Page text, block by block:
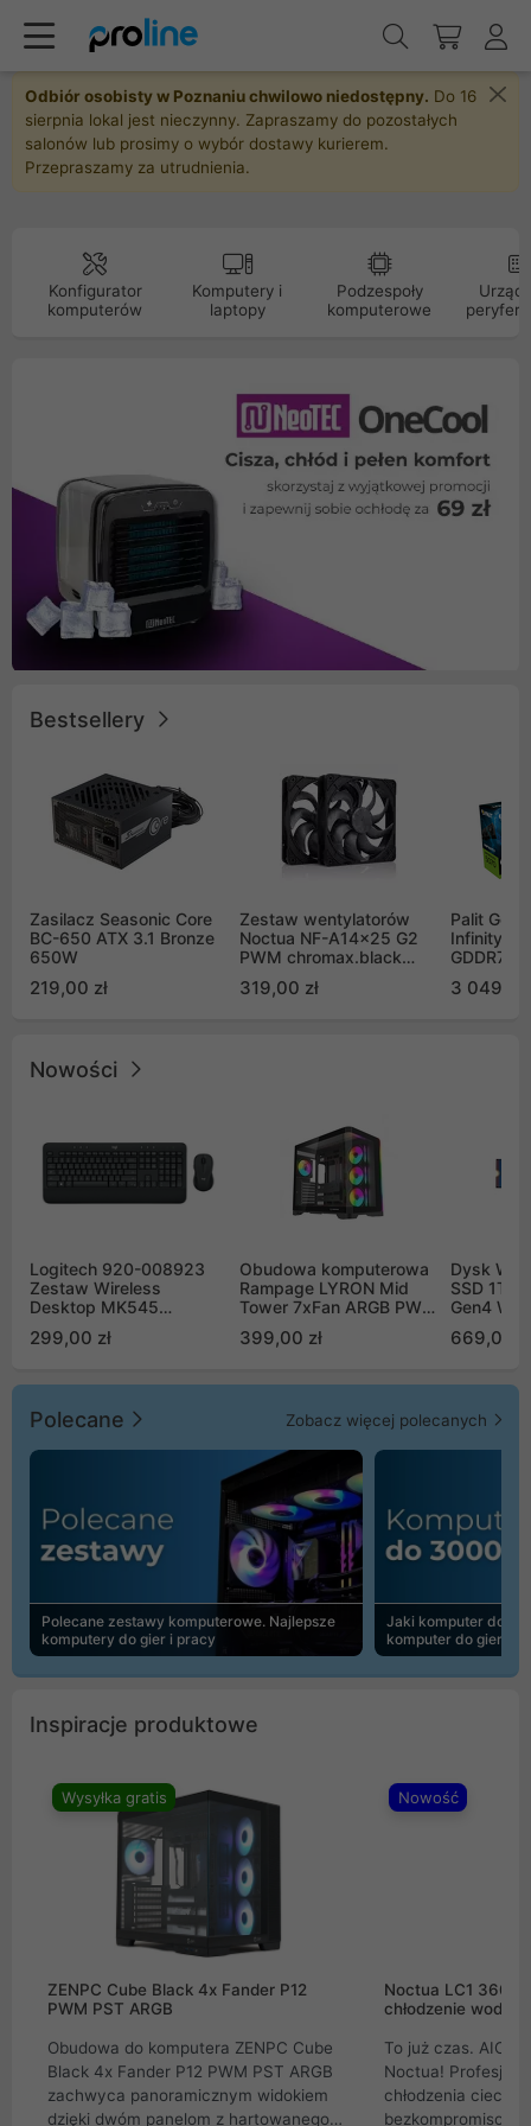
Odbiór osobisty w Poznaniu chwilowo niedostępny. Do 16
sierpnia lokal jest nieczynny. Zapraszamy do pozostałych
salonów lub prosimy o wybór dostawy kurierem.
Przepraszamy za utrudnienia.
Konfigurator
komputerów
Komputery i
laptopy
Podzespoły
komputerowe
Bestsellery
Zasilacz Seasonic Core
BC-650 ATX 3.1 Bronze
650W
219,00 zł
Zestaw wentylatorów
Noctua NF-A14x25 G2
PWM chromax.black
Push Pull (2szt)
319,00 zł
Palit
Infinity 3
GDDR7
GB2050S)
3 049,00
Nowości
Logitech 920-008923
Zestaw Wireless
Desktop MK545
299,00 zł
Obudowa komputerowa
Rampage LYRON Mid
Tower 7xFan ARGB PWM
399,00 zł
Dysk WD
SSD 1TB
Gen4
669,00
Polecane Zobacz więcej polecanych
Polecane zestawy komputerowe. Najlepsze
komputery do gier i pracy
Jaki komputer do
komputer do gier |
Inspiracje produktowe
Wysyłka gratis
ZENPC Cube Black 4x Fander P12
PWM PST ARGB
Obudowa do komputera ZENPC Cube
Black 4x Fander P12 PWM PST ARGB
zachwyca panoramicznym widokiem
dzięki dwóm panelom z hartowanego
Nowość
Noctua LC1
chłodzenie wodne
To już czas. AIO
Noctua!
chłodzenia cieczą